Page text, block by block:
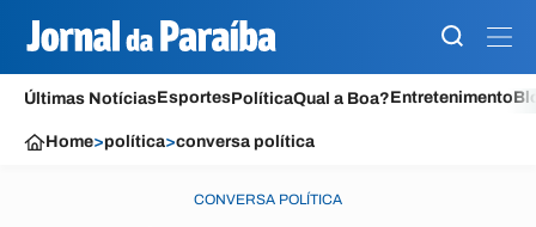
Últimas NotíciasEsportesPolíticaQual a Boa?Entretenimento
Home>política>conversa política
CONVERSA POLÍTICA